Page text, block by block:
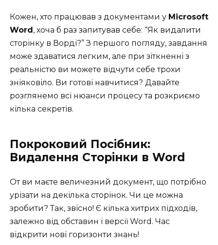
Кожен, хто працював з документами у Microsoft
Word , хоча б раз запитував себе: “Як видалити
сторінку в Ворді?” З першого погляду, завдання
може здаватися легким, але при зіткненні з
реальністю ви можете відчути себе трохи
зніяковіло. Ви готові навчитися? Давайте
розглянемо всі нюанси процесу та розкриємо
кілька секретів.
Покроковий Посібник:
Видалення Сторінки в Word
От ви маєте величезний документ, що потрібно
урізати на декілька сторінок. Чи це можна
зробити? Так, звісно! Є кілька хитрих підходів,
залежно від обставин і версії Word. Час
відкрити нові горизонти знань!